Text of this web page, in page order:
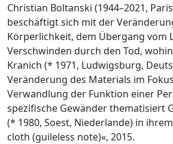
Christian Boltanski (1944–2021,
beschäftigt sich mit der
Körperlichkeit, dem Übergang vom
Verschwinden durch den Tod,
Kranich (* 1971, Ludwigsburg,
Veränderung des Materials im
Verwandlung der Funktion einer
spezifische Gewänder thematisiert
(* 1980, Soest, Niederlande) in
cloth (guileless note)«, 2015.